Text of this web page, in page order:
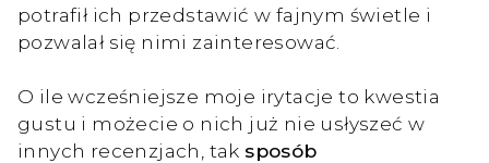
potrafił ich przedstawić w fajnym świetle i
pozwalał się nimi zainteresować.
O ile wcześniejsze moje irytacje to kwestia
gustu i możecie o nich już nie usłyszeć w
innych recenzjach, tak sposób